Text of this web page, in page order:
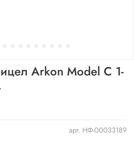
арт. НФ-00033189
Arkon Model C 1-